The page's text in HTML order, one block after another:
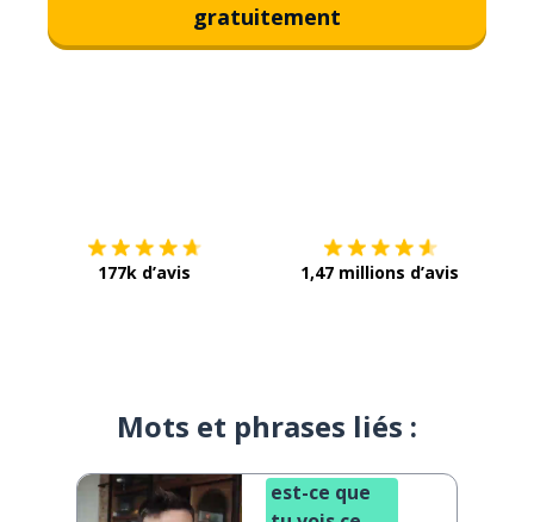
gratuitement
177k d’avis 1,47 millions d’avis
Mots et phrases liés :
est-ce que